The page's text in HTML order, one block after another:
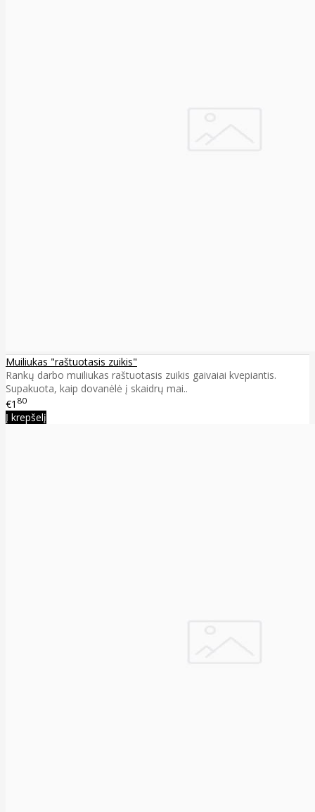
Muiliukas "raštuotasis zuikis"
Rankų darbo muiliukas raštuotasis zuikis gaivaiai kvepiantis.
Supakuota, kaip dovanėlė į skaidrų mai..
€1 80
Į krepšelį